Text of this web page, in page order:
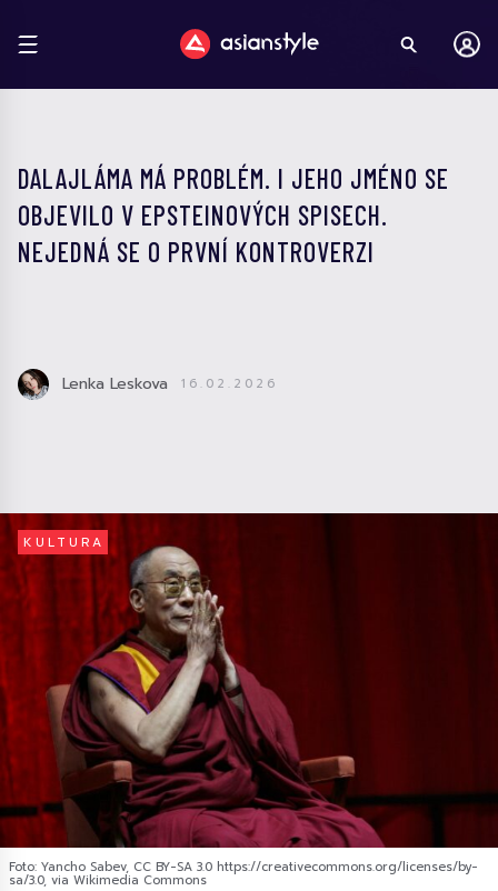
DALAJLÁMA MÁ PROBLÉM. I JEHO JMÉNO SE
OBJEVILO V EPSTEINOVÝCH SPISECH.
NEJEDNÁ SE O PRVNÍ KONTROVERZI
Lenka Leskova 16.02.2026
KULTURA
Foto: Yancho Sabev, CC BY-SA 3.0 https://creativecommons.org/licenses/by-
sa/3.0, via Wikimedia Commons